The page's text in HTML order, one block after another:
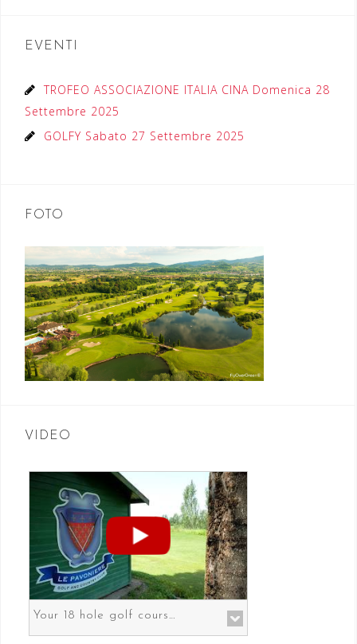
EVENTI
TROFEO ASSOCIAZIONE ITALIA CINA Domenica 28
Settembre 2025
GOLFY Sabato 27 Settembre 2025
FOTO
VIDEO
Your 18 hole golf course in Prato the gateway to Florence